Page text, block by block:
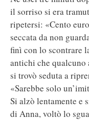
il sorriso si era
ripetersi: «Cento
seccata da non
finì con lo scontrare
antichi che qualcuno
si trovò seduta a
«Sarebbe solo
Si alzò lentamente e
di Anna, voltò lo